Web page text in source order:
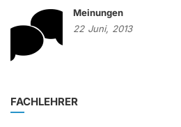
Meinungen
22 Juni, 2013
FACHLEHRER